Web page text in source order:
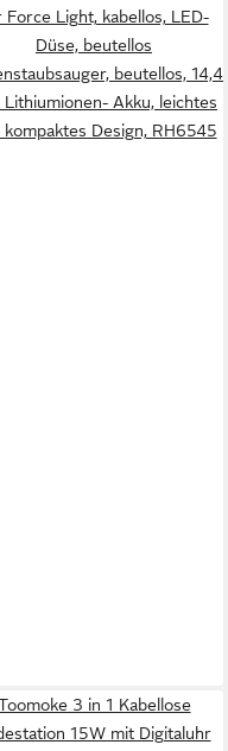
Force Light, kabellos, LED-
Düse, beutellos
beutellos, 14,4
Lithiumionen- Akku, leichtes
kompaktes Design, RH6545
3 in 1 Kabellose
15W mit Digitaluhr